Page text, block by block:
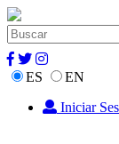
ES
EN
Iniciar